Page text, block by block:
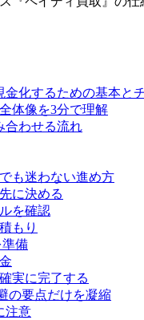
化するための基本と
体像を3分で理解
合わせる流れ
も迷わない進め方
に決める
を確認
もり
準備
実に完了する
の要点だけを凝縮
注意